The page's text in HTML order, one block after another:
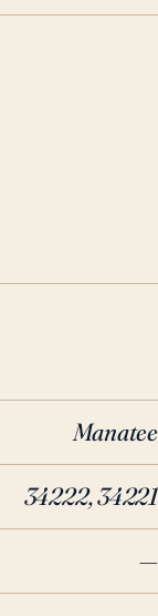
Manatee
34222, 34221
—